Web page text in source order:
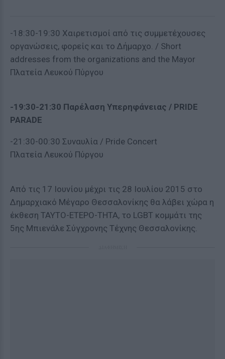
-18:30-19:30 Χαιρετισμοί από τις συμμετέχουσες
οργανώσεις, φορείς και το Δήμαρχο. / Short
addresses from the organizations and the Mayor
Πλατεία Λευκού Πύργου
-19:30-21:30 Παρέλαση Υπερηφάνειας / PRIDE
PARADE
-21:30-00:30 Συναυλία / Pride Concert
Πλατεία Λευκού Πύργου
Από τις 17 Ιουνίου μέχρι τις 28 Ιουλίου 2015 στο
Δημαρχιακό Μέγαρο Θεσσαλονίκης θα λάβει χώρα η
έκθεση ΤΑΥΤΟ-ΕΤΕΡΟ-ΤΗΤΑ, το LGBT κομμάτι της
5ης Μπιενάλε Σύγχρονης Τέχνης Θεσσαλονίκης.